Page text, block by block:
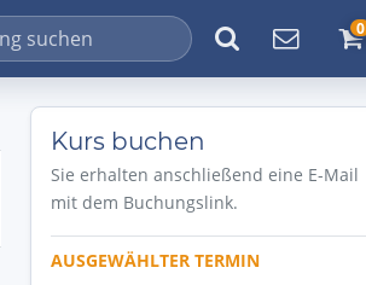
0
Kurs buchen
Sie erhalten anschließend eine E-Mail
mit dem Buchungslink.
AUSGEWÄHLTER TERMIN